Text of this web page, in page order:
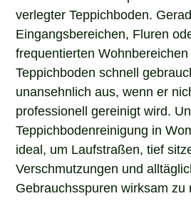
verlegter Teppichboden.
Eingangsbereichen, Fluren
frequentierten
Teppichboden schnell
unansehnlich aus, wenn er
professionell gereinigt wird.
Teppichbodenreinigung in
ideal, um Laufstraßen, tief
Verschmutzungen und
Gebrauchsspuren wirksam zu